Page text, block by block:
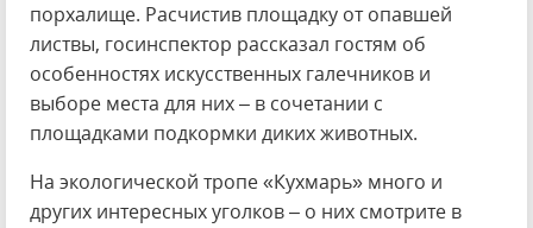
порхалище. Расчистив площадку от опавшей
листвы, госинспектор рассказал гостям об
особенностях искусственных галечников и
выборе места для них – в сочетании с
площадками подкормки диких животных.
На экологической тропе «Кухмарь» много и
других интересных уголков – о них смотрите в